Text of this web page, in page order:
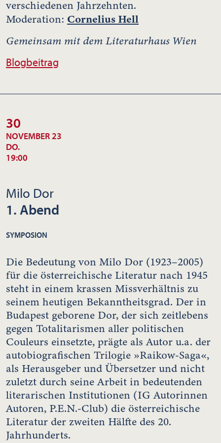
verschiedenen Jahrzehnten.
Moderation: Cornelius Hell
Gemeinsam mit dem Literaturhaus Wien
Blogbeitrag
30
NOVEMBER 23
DO.
19:00
Milo Dor
1. Abend
SYMPOSION
Die Bedeutung von Milo Dor (1923–2005)
für die österreichische Literatur nach 1945
steht in einem krassen Missverhältnis zu
seinem heutigen Bekanntheitsgrad. Der in
Budapest geborene Dor, der sich zeitlebens
gegen Totalitarismen aller politischen
Couleurs einsetzte, prägte als Autor u.a. der
autobiografischen Trilogie »Raikow-Saga«,
als Herausgeber und Übersetzer und nicht
zuletzt durch seine Arbeit in bedeutenden
literarischen Institutionen (IG Autorinnen
Autoren, P.E.N.-Club) die österreichische
Literatur der zweiten Hälfte des 20.
Jahrhunderts.